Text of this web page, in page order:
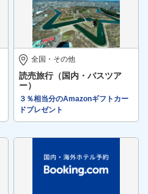
全国・その他
読売旅行（国内・バスツア
ー）
３％相当分のAmazonギフトカー
ドプレゼント